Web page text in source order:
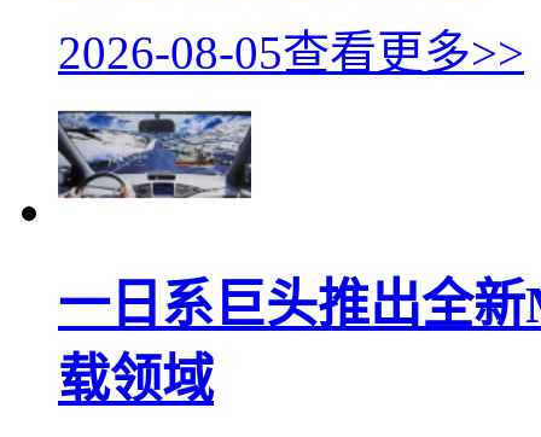
2026-08-05查看更多>>
一日系巨头推出全
载领域